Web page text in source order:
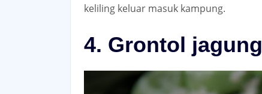
keliling keluar masuk kampung.
4. Grontol jagung